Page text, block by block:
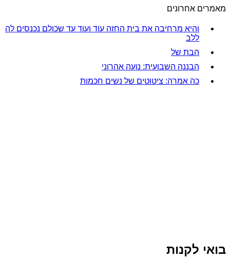
מאמרים אחרונים
והיא מרחיבה את בית החזה עוד ועוד עד שכולם נכנסים לה
ללב
הבת של
הבננה השבועית: נועה אהרוני
כה אמרה: ציטוטים של נשים חכמות
בואי לקנות